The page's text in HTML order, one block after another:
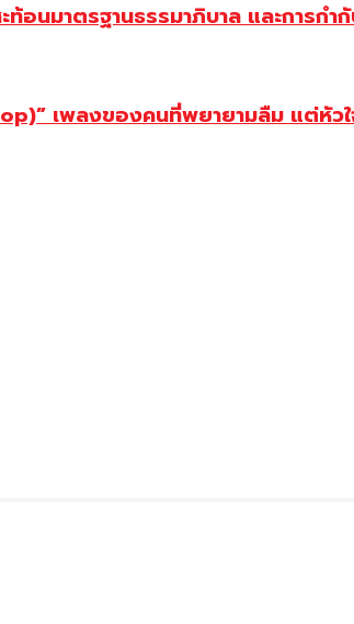
อนมาตรฐานธรรมาภิบาล และการกำ
เพลงของคนที่พยายามลืม แต่หัว